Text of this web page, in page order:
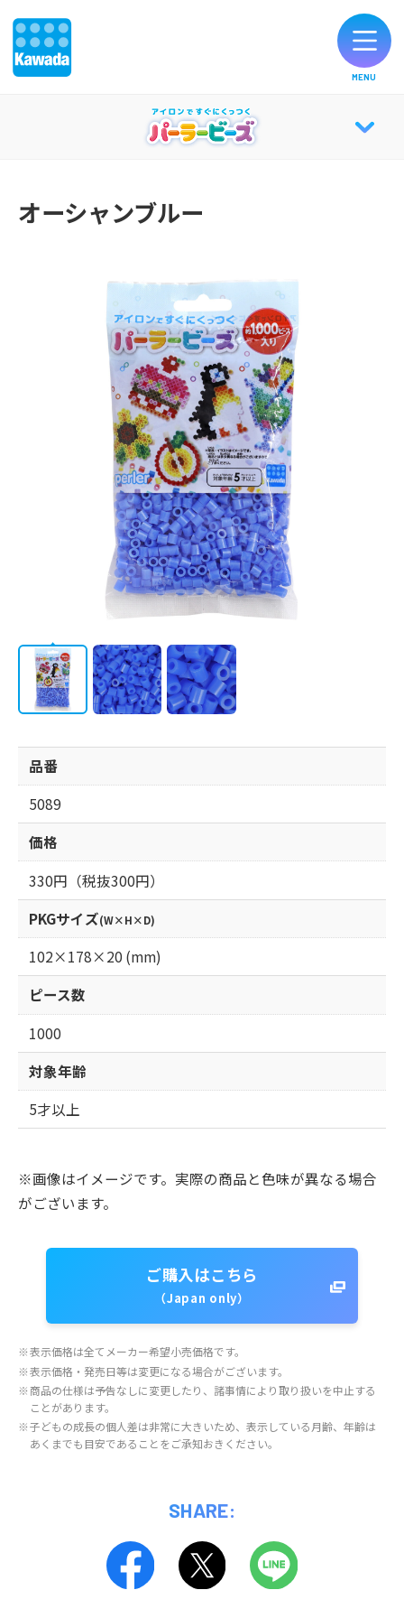
会社情報
オリジナルブランド一覧
お客様サポート
公式SNS
MENU
パーラーキャンバス
知育効果
フォトコンテスト
カラーリスト
図案シート
CATALOG
オーシャンブルー
品番
5089
価格
330円（税抜300円）
PKGサイズ(W×H×D)
102×178×20 (mm)
ピース数
1000
対象年齢
5才以上
※画像はイメージです。実際の商品と色味が異なる場合
がございます。
ご購入はこちら
（Japan only）
※表示価格は全てメーカー希望小売価格です。
※表示価格・発売日等は変更になる場合がございます。
※商品の仕様は予告なしに変更したり、諸事情により取り扱いを中止する
ことがあります。
※子どもの成長の個人差は非常に大きいため、表示している月齢、年齢は
あくまでも目安であることをご承知おきください。
SHARE: